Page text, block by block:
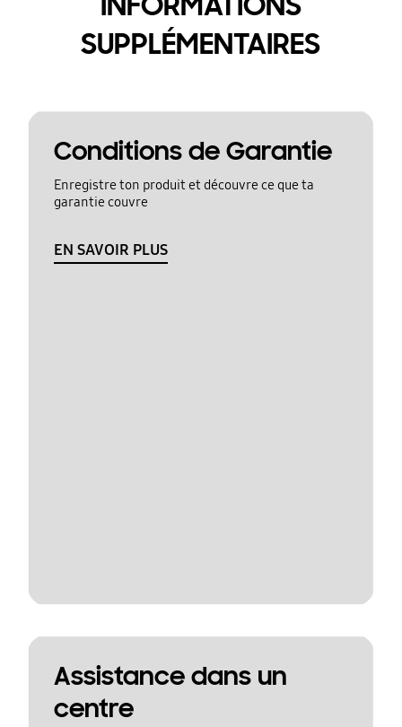
SUPPLÉMENTAIRES
Conditions de Garantie
Enregistre ton produit et découvre ce que ta
garantie couvre
EN SAVOIR PLUS
Assistance dans un
centre